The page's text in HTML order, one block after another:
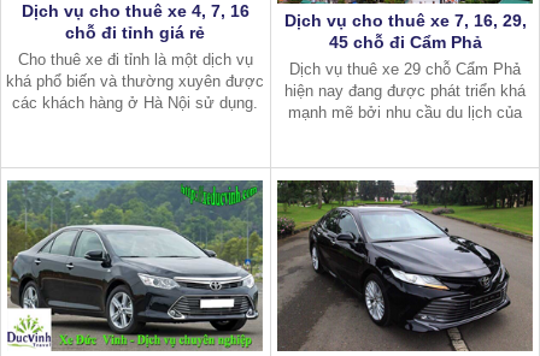
Dịch vụ cho thuê xe 4, 7, 16
chỗ đi tỉnh giá rẻ
Cho thuê xe đi tỉnh là một dịch vụ
khá phổ biến và thường xuyên được
các khách hàng ở Hà Nội sử dụng.
tác, đưa đón hay chở hàng… Vậ
Dịch vụ cho thuê xe 7, 16, 29,
45 chỗ đi Cẩm Phả
Dịch vụ thuê xe 29 chỗ Cẩm Phả
hiện nay đang được phát triển khá
mạnh mẽ bởi nhu cầu du lịch của
thuê xe của hãng nào tốt nhất hiện
na